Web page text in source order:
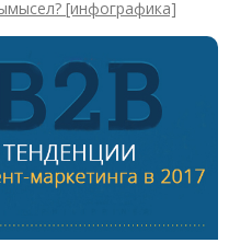
[инфографика]